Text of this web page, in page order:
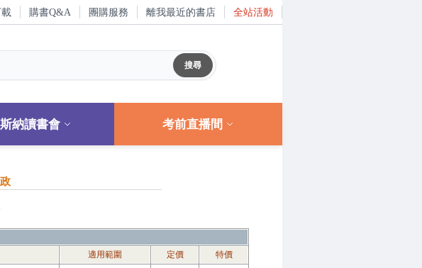
購書Q&A 團購服務 離我最近的書店 全站活動
納讀書會 考前直播間
適用範圍 定價
特價